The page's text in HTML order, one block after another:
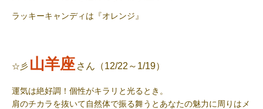
ラッキーキャンディ は『オレンジ』
☆彡 山羊座 さん（12/22～1/19）
運気は絶好調！個性がキラリと光るとき。
肩のチカラを抜いて自然体で振る舞うとあなたの魅力に周りはメ